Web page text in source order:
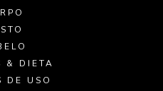
& DIETA
DE USO